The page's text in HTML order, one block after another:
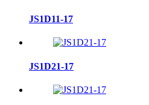
JS1D11-17
JS1D21-17